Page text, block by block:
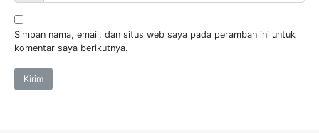
Simpan nama, email, dan situs web saya pada peramban ini untuk
komentar saya berikutnya.